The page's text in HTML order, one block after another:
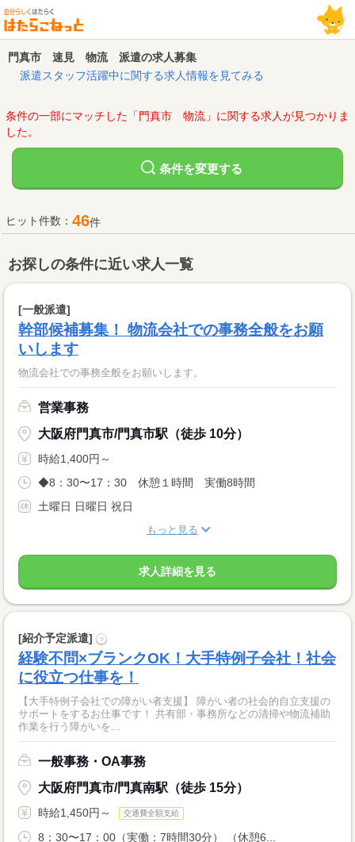
門真市 速見 物流 派遣の求人募集
派遣スタッフ活躍中に関する求人情報を見てみる
条件の一部にマッチした「門真市 物流」に関する求人が見つかりま
した。
条件を変更する
ヒット件数： 46件
お探しの条件に近い求人一覧
[一般派遣]
幹部候補募集！ 物流会社での事務全般をお願
いします
物流会社での事務全般をお願いします。
営業事務
大阪府門真市/門真市駅（徒歩 10分）
時給1,400円～
◆8：30〜17：30 休憩１時間 実働8時間
土曜日 日曜日 祝日
もっと見る
求人詳細を見る
[紹介予定派遣] ?
経験不問×ブランクOK！大手特例子会社！社会
に役立つ仕事を！
【大手特例子会社での障がい者支援】 障がい者の社会的自立支援の
サポートをするお仕事です！ 共有部・事務所などの清掃や物流補助
作業を行う障がいを...
一般事務・OA事務
大阪府門真市/門真南駅（徒歩 15分）
時給1,450円～ 交通費全額支給
8：30〜17：00（実働：7時間30分） （休憩6...